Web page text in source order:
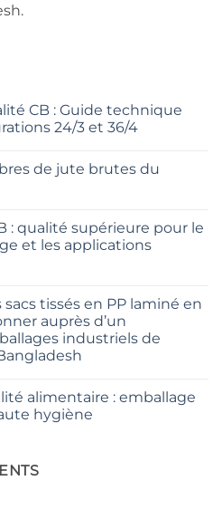
CB : Guide technique
24/3 et 36/4
de jute brutes du
: qualité supérieure pour le
et les applications
tissés en PP laminé en
auprès d’un
industriels de
alimentaire : emballage
hygiène